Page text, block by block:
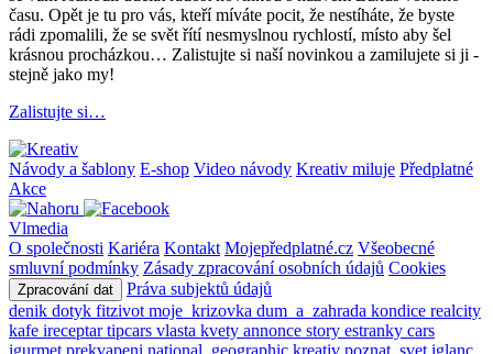
času. Opět je tu pro vás, kteří míváte pocit, že nestíháte, že byste
rádi zpomalili, že se svět řítí nesmyslnou rychlostí, místo aby šel
krásnou procházkou… Zalistujte si naší novinkou a zamilujete si ji -
stejně jako my!
Zalistujte si…
Návody a šablony E-shop Video návody Kreativ miluje Předplatné
Akce
Vlmedia
O společnosti Kariéra Kontakt Mojepředplatné.cz Všeobecné
smluvní podmínky Zásady zpracování osobních údajů Cookies
Zpracování dat
Práva subjektů údajů
denik dotyk fitzivot moje_krizovka dum_a_zahrada kondice realcity
kafe ireceptartipcars vlasta kvety annonce story estranky cars
igurmet prekvapeni national_geographic kreativ poznat_svet iglanc